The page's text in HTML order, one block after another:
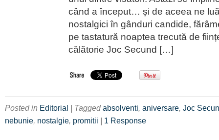
când a început… și de aceea ne
nostalgici în gânduri candide,
pe tastatură noaptea trecută de
călătorie Joc Secund […]
Posted in Editorial | Taggedabsolventi, aniversare, Joc
nebunie, nostalgie, promitii | 1 Response